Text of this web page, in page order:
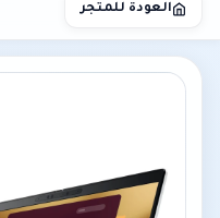
العودة للمتجر